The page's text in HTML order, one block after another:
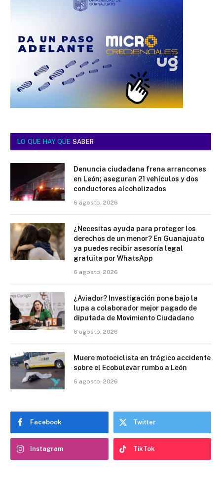
LO QUE HAY QUE SABER
Denuncia ciudadana frena arrancones
en León; aseguran 21 vehículos y dos
conductores alcoholizados
6 agosto, 2026
¿Necesitas ayuda para proteger los
derechos de un menor? En Guanajuato
ya puedes recibir asesoría legal
gratuita por WhatsApp
6 agosto, 2026
¿Aviador? Investigación pone bajo la
lupa a colaborador mejor pagado de
diputada de Movimiento Ciudadano
6 agosto, 2026
Muere motociclista en trágico accidente
sobre el Ecobulevar rumbo a León
6 agosto, 2026
Facebook Twitter
Instagram TikTok